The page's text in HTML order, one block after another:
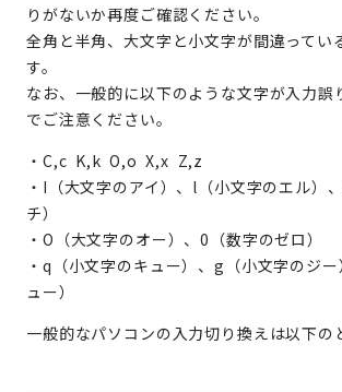
りがないか再度ご確認ください。
全角と半角、大文字と小文字が間違ってい
す。
なお、一般的に以下のような文字が入力誤
でご注意ください。
・C,c K,k O,o X,x Z,z
・I（大文字のアイ）、l（小文字のエル）
チ）
・O（大文字のオー）、0（数字のゼロ）
・q（小文字のキュー）、g（小文字のジ
ュー）
一般的なパソコンの入力切り換えは以下の